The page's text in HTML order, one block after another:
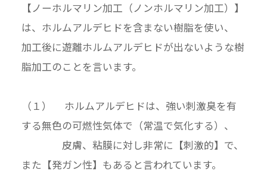
【ノーホルマリン加工（ノンホルマリン加工）】
は、ホルムアルデヒドを含まない樹脂を使い、
加工後に遊離ホルムアルデヒドが出ないような樹
脂加工のことを言います。
（１） ホルムアルデヒドは、強い刺激臭を有
する無色の可燃性気体で（常温で気化する）、
皮膚、粘膜に対し非常に【刺激的】で、
また【発ガン性】もあると言われています。